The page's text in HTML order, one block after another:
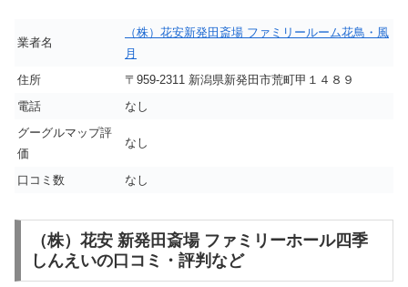
業者名
（株）花安新発田斎場 ファミリールーム花鳥・風
月
住所
〒959-2311 新潟県新発田市荒町甲１４８９
電話
なし
グーグルマップ評
価
なし
口コミ数 なし
（株）花安 新発田斎場 ファミリーホール四季
しんえいの口コミ・評判など